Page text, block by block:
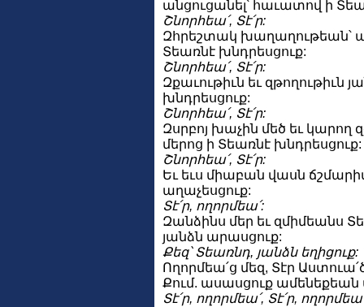
անցուցանել՝ հաւատով ի
Շնորհեա՛, Տէ՛ր:
Զհրեշտակ խաղաղութեան՝
Տեառնէ խնդրեսցուք:
Շնորհեա՛, Տէ՛ր:
Զքաւութիւն եւ զթողութիւն
խնդրեսցուք:
Շնորհեա՛, Տէ՛ր:
Զսրբոյ խաչին մեծ եւ կարող
մերոց ի Տեառնէ խնդրեսցուք:
Շնորհեա՛, Տէ՛ր:
Եւ եւս միաբան վասն
աղաչեսցուք:
Տէ՛ր, ողորմեա՛:
Զանձինս մեր եւ զմիմեանս
յանձն արասցուք:
Քեզ՝ Տեառնդ, յանձն եղիցուք:
Ողորմեա՛ց մեզ, Տէր
Քում. ասասցուք
Տէ՛ր, ողորմեա՛, Տէ՛ր,